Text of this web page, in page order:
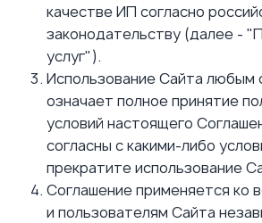
качестве ИП согласно
законодательству (далее -
услуг").
Использование Сайта любым
означает полное принятие
условий настоящего
согласны с какими-либо
прекратите использование
Соглашение применяется ко
и пользователям Сайта